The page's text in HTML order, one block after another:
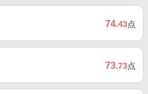
74.43点
73.73点